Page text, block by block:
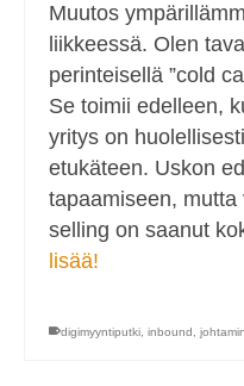
Muutos
liikkeessä. Olen
perinteisellä ”cold
Se toimii edelleen,
yritys on
etukäteen. Uskon
tapaamiseen,
selling on saanut
lisää!
digimyyntiputki, inbound,